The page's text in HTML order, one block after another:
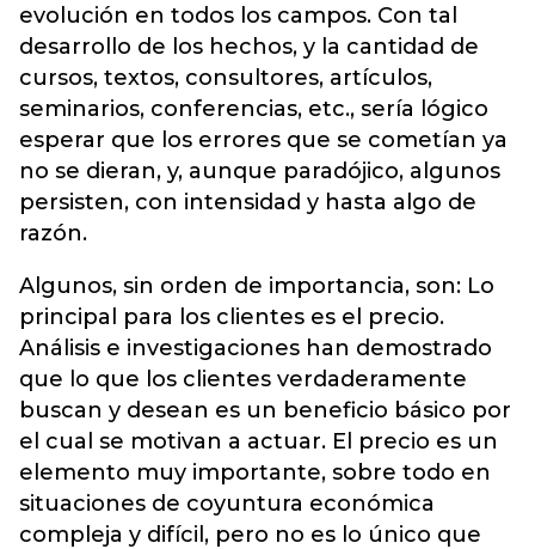
evolución en todos los campos. Con tal
desarrollo de los hechos, y la cantidad de
cursos, textos, consultores, artículos,
seminarios, conferencias, etc., sería lógico
esperar que los errores que se cometían ya
no se dieran, y, aunque paradójico, algunos
persisten, con intensidad y hasta algo de
razón.
Algunos, sin orden de importancia, son: Lo
principal para los clientes es el precio.
Análisis e investigaciones han demostrado
que lo que los clientes verdaderamente
buscan y desean es un beneficio básico por
el cual se motivan a actuar. El precio es un
elemento muy importante, sobre todo en
situaciones de coyuntura económica
compleja y difícil, pero no es lo único que